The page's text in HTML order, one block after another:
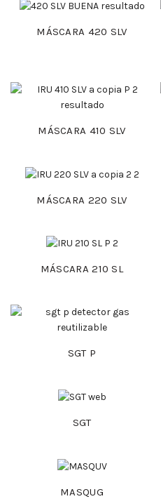
MÁSCARA 420 SLV
MÁSCARA 410 SLV
MÁSCARA 220 SLV
MÁSCARA 210 SL
SGT P
SGT
MASQUG